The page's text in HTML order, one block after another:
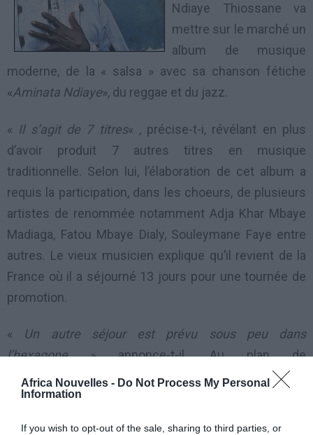
Africa Nouvelles - Do Not Process My Personal
Information
If you wish to opt-out of the sale, sharing to third parties, or
Ndiaye Thiossane va
mettre sur le marché un
album de musique
moderne, de la « salsa » avec sa chanson fétiche
«Aminata Ndiaye», du reggae et du jazz.
« Il s’agit de 7 titres« , précise-t-i, révélant en plus
d’avoir produit 7 autres titres en musique
traditionnelle. Selon lui, l’élaboration de cet album a
requis la participation, dans les choeurs, de plusieurs
artistes de renommée notamment Adja Khar Mbaye
Madiaga, Fatou Mbaye Dialy, Souleymane Faye entre
autres. Le vieux musicien explique qu’il revient de la
France où il a séjourné 13 jours pour une tournée de
promotion.
« Un autre séjour est prévu sous peu dans
l’hexagone» annonce-t-il. Au plan de
l’accompagnement musical, des musiciens du
Baobab de Dakar, mais aussi le guitariste Papa Joel, un